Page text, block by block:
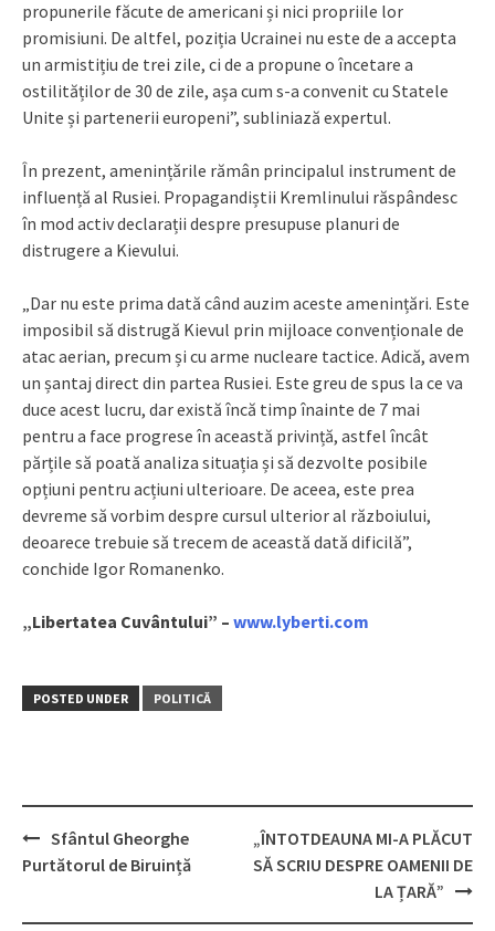
propunerile făcute de americani și nici propriile lor
promisiuni. De altfel, poziția Ucrainei nu este de a accepta
un armistițiu de trei zile, ci de a propune o încetare a
ostilităților de 30 de zile, așa cum s-a convenit cu Statele
Unite și partenerii europeni”, subliniază expertul.
În prezent, amenințările rămân principalul instrument de
influență al Rusiei. Propagandiștii Kremlinului răspândesc
în mod activ declarații despre presupuse planuri de
distrugere a Kievului.
„Dar nu este prima dată când auzim aceste amenințări. Este
imposibil să distrugă Kievul prin mijloace convenționale de
atac aerian, precum și cu arme nucleare tactice. Adică, avem
un șantaj direct din partea Rusiei. Este greu de spus la ce va
duce acest lucru, dar există încă timp înainte de 7 mai
pentru a face progrese în această privință, astfel încât
părțile să poată analiza situația și să dezvolte posibile
opțiuni pentru acțiuni ulterioare. De aceea, este prea
devreme să vorbim despre cursul ulterior al războiului,
deoarece trebuie să trecem de această dată dificilă”,
conchide Igor Romanenko.
„Libertatea Cuvântului” – www.lyberti.com
POSTED UNDER POLITICĂ
Post
Sfântul Gheorghe
Purtătorul de Biruință
„ÎNTOTDEAUNA MI-A PLĂCUT
SĂ SCRIU DESPRE OAMENII DE
LA ȚARĂ”